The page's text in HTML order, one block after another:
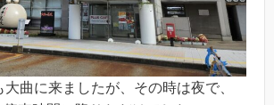
曲に来ましたが、その時は夜で、